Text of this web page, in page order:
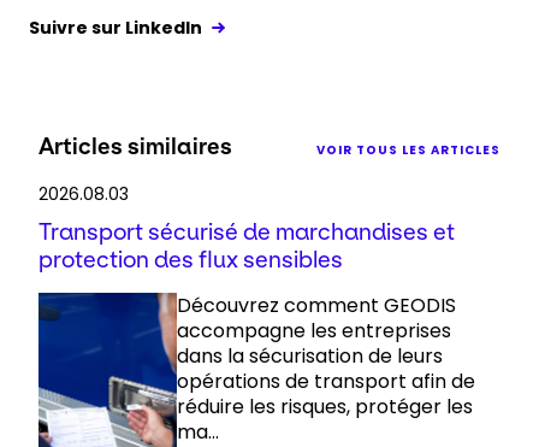
Suivre sur LinkedIn
Articles similaires VOIR TOUS LES ARTICLES
2026.08.03
Transport sécurisé de marchandises et
protection des flux sensibles
Découvrez comment GEODIS
accompagne les entreprises
dans la sécurisation de leurs
opérations de transport afin de
réduire les risques, protéger les
ma...